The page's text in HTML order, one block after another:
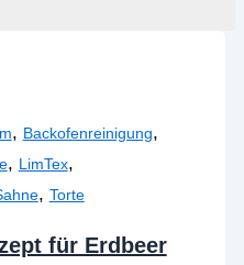
, Backofenreinigung,
, LimTex,
, Torte
für Erdbeer